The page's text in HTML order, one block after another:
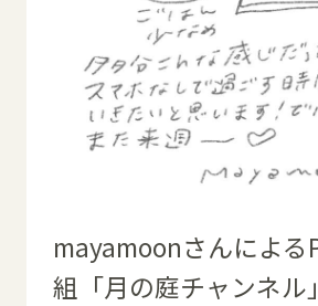
mayamoonさんによる
組「月の庭チャンネル」